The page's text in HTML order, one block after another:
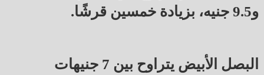
و9.5 جنيه، بزيادة خمسين قرشًا.
البصل الأبيض يتراوح بين 7 جنيهات